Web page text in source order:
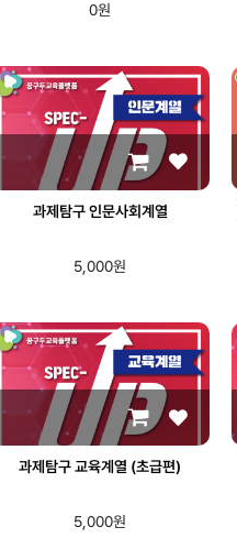
0원
과제탐구 인문사회계열
5,000원
과제탐구 교육계열 (초급편)
5,000원